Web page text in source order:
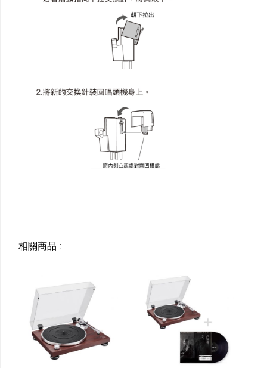
相關商品 :